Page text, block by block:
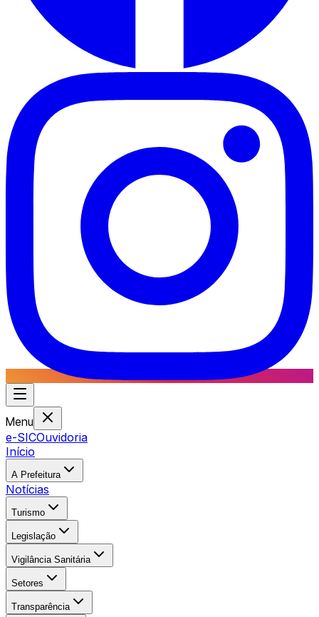
Menu
e-SICOuvidoria
Início
A Prefeitura
Notícias
Turismo
Legislação
Vigilância Sanitária
Setores
Transparência